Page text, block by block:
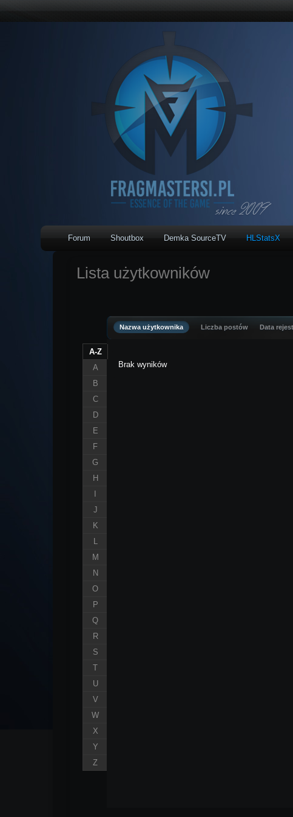
Forum Shoutbox Demka SourceTV HLStatsX
Lista użytkowników
A-Z
A
B
C
D
E
F
G
H
J
K
L
M
N
O
P
Q
R
S
T
U
V
W
X
Y
Z
Nazwa użytkownika Liczba postów Data
Brak wyników